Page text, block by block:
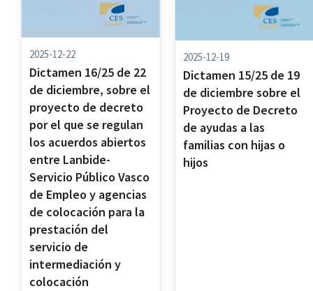
2025-12-22
Dictamen 16/25 de 22
de diciembre, sobre el
proyecto de decreto
por el que se regulan
los acuerdos abiertos
entre Lanbide-
Servicio Público Vasco
de Empleo y agencias
de colocación para la
prestación del
servicio de
intermediación y
colocación
2025-12-19
Dictamen 15/25 de 19
de diciembre sobre el
Proyecto de Decreto
de ayudas a las
familias con hijas o
hijos